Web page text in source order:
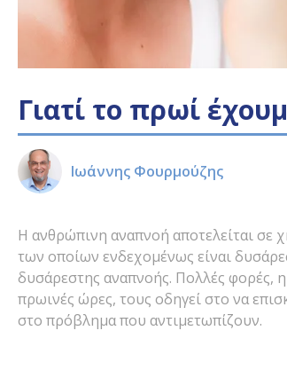
Γιατί το πρωί
Ιωάννης Φουρμούζης
Η ανθρώπινη αναπνοή αποτελείται σε
των οποίων ενδεχομένως είναι
δυσάρεστης αναπνοής. Πολλές φορές,
πρωινές ώρες, τους οδηγεί στο να
στο πρόβλημα που αντιμετωπίζουν.